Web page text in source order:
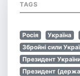
TAGS
Росія Україна
Збройні сили
Президент
Президент